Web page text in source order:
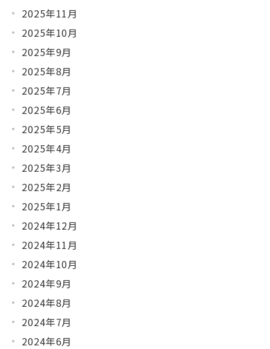
2025年11月
2025年10月
2025年9月
2025年8月
2025年7月
2025年6月
2025年5月
2025年4月
2025年3月
2025年2月
2025年1月
2024年12月
2024年11月
2024年10月
2024年9月
2024年8月
2024年7月
2024年6月